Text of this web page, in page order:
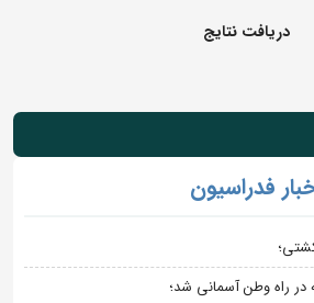
دریافت نتایج
فدراسیون
در راه وطن آسمانی شد؛